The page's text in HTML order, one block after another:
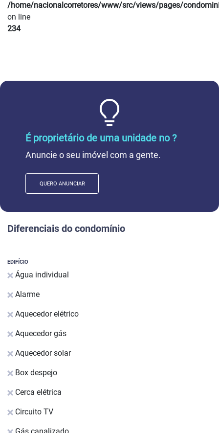
/home/nacionalcorretores/www/src/views/pages/
on line
234
É proprietário de uma unidade no ?
Anuncie o seu imóvel com a gente.
QUERO ANUNCIAR
Diferenciais do condomínio
EDIFÍCIO
Água individual
Alarme
Aquecedor elétrico
Aquecedor gás
Aquecedor solar
Box despejo
Cerca elétrica
Circuito TV